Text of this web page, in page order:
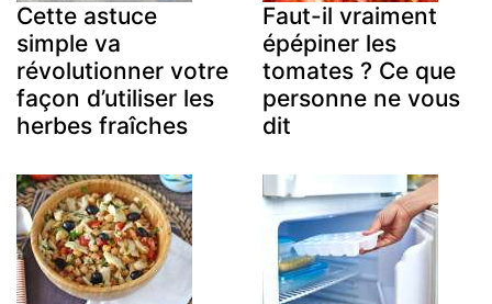
Cette astuce
simple va
révolutionner votre
façon d’utiliser les
herbes fraîches
Faut-il vraiment
épépiner les
tomates ? Ce que
personne ne vous
dit